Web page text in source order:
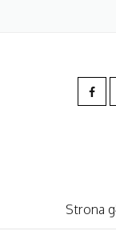
Strona